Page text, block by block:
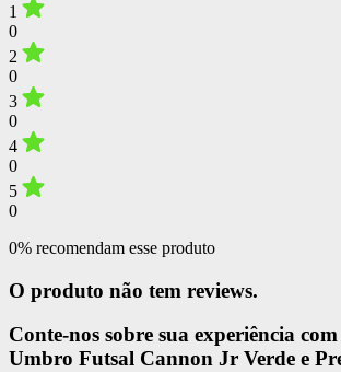
1
0
2
0
3
0
4
0
5
0
0% recomendam esse produto
O produto não tem reviews.
Conte-nos sobre sua experiência
Umbro Futsal Cannon Jr Verde e